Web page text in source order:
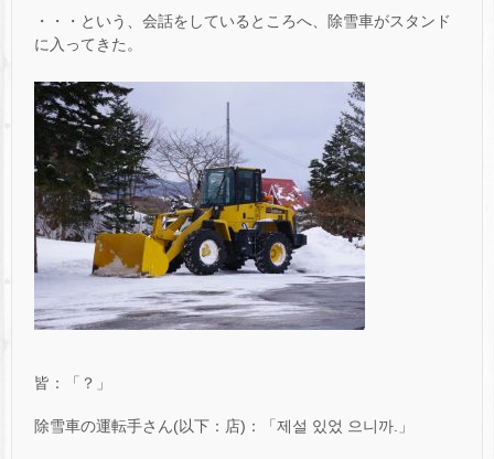
・・・という、会話をしているところへ、除雪車がスタンド
に入ってきた。
皆：「？」
除雪車の運転手さん(以下：店)：「제설 있었 으니까.」